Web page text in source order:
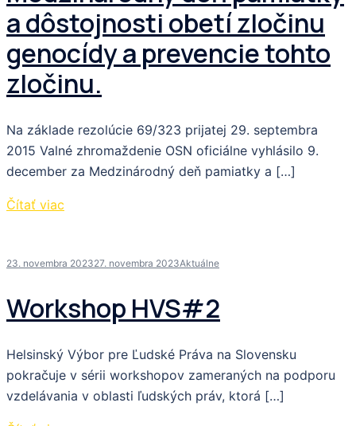
a dôstojnosti obetí zločinu
genocídy a prevencie tohto
zločinu.
Na základe rezolúcie 69/323 prijatej 29. septembra
2015 Valné zhromaždenie OSN oficiálne vyhlásilo 9.
december za Medzinárodný deň pamiatky a […]
Čítať viac
23. novembra 202327. novembra 2023Aktuálne
Workshop HVS#2
Helsinský Výbor pre Ľudské Práva na Slovensku
pokračuje v sérii workshopov zameraných na podporu
vzdelávania v oblasti ľudských práv, ktorá […]